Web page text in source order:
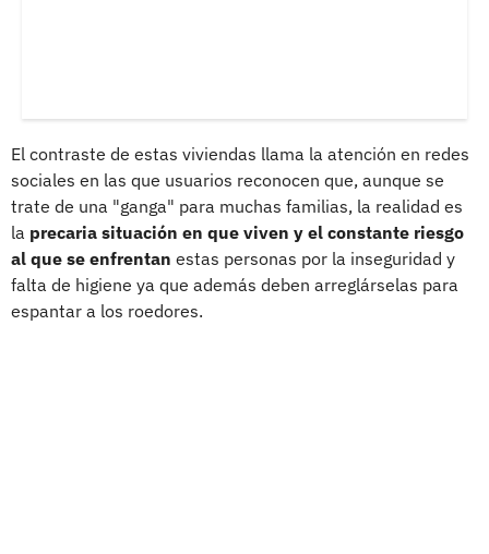
El contraste de estas viviendas llama la atención en redes
sociales en las que usuarios reconocen que, aunque se
trate de una "ganga" para muchas familias, la realidad es
la precaria situación en que viven y el constante riesgo
al que se enfrentan estas personas por la inseguridad y
falta de higiene ya que además deben arreglárselas para
espantar a los roedores.